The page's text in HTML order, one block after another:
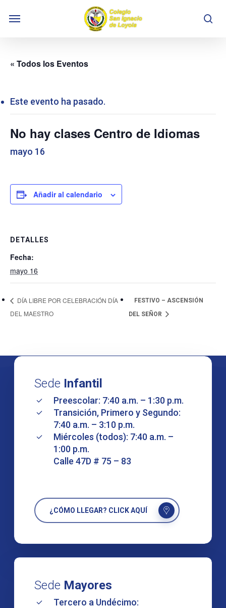
Menu
« Todos los Eventos
Este evento ha pasado.
No hay clases Centro de Idiomas
mayo 16
Añadir al calendario
DETALLES
Fecha:
mayo 16
DÍA LIBRE POR CELEBRACIÓN DÍA
DEL MAESTRO
FESTIVO – ASCENSIÓN
DEL SEÑOR
Sede Infantil
Preescolar: 7:40 a.m. – 1:30 p.m.
Transición, Primero y Segundo:
7:40 a.m. – 3:10 p.m.
Miércoles (todos): 7:40 a.m. –
1:00 p.m.
Calle 47D # 75 – 83
¿CÓMO LLEGAR? CLICK AQUÍ
Sede Mayores
Tercero a Undécimo: